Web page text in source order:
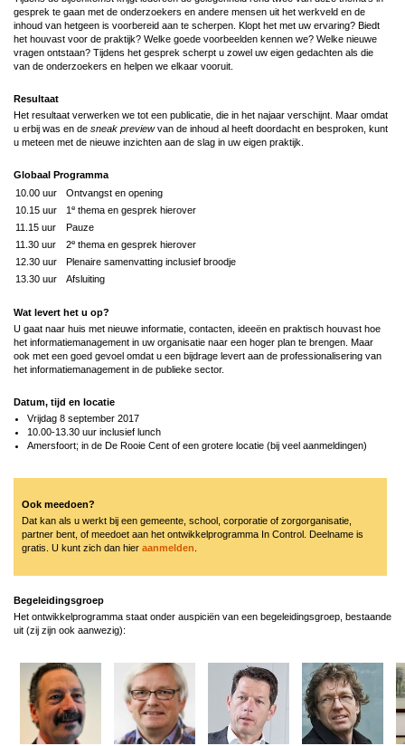
gesprek te gaan met de onderzoekers en andere mensen uit het werkveld en de
inhoud van hetgeen is voorbereid aan te scherpen. Klopt het met uw ervaring? Biedt
het houvast voor de praktijk? Welke goede voorbeelden kennen we? Welke nieuwe
vragen ontstaan? Tijdens het gesprek scherpt u zowel uw eigen gedachten als die
van de onderzoekers en helpen we elkaar vooruit.
Resultaat
Het resultaat verwerken we tot een publicatie, die in het najaar verschijnt. Maar omdat
u erbij was en de sneak previewvan de inhoud al heeft doordacht en besproken, kunt
u meteen met de nieuwe inzichten aan de slag in uw eigen praktijk.
Globaal Programma
10.00 uur
Ontvangst en opening
10.15 uur
1 e thema en gesprek hierover
11.15 uur
Pauze
11.30 uur
2e thema en gesprek hierover
12.30 uur
Plenaire samenvatting inclusief broodje
13.30 uur
Afsluiting
Wat levert het u op?
U gaat naar huis met nieuwe informatie, contacten, ideeën en praktisch houvast hoe
het informatiemanagement in uw organisatie naar een hoger plan te brengen. Maar
ook met een goed gevoel omdat u een bijdrage levert aan de professionalisering van
het informatiemanagement in de publieke sector.
Datum, tijd en locatie
Vrijdag 8 september 2017
10.00-13.30 uur inclusief lunch
Amersfoort; in de De Rooie Cent of een grotere locatie (bij veel aanmeldingen)
Ook meedoen?
Dat kan als u werkt bij een gemeente, school, corporatie of zorgorganisatie,
partner bent, of meedoet aan het ontwikkelprogramma In Control. Deelname is
gratis. U kunt zich dan hier aanmelden
Begeleidingsgroep
Het ontwikkelprogramma staat onder auspiciën van een begeleidingsgroep, bestaande
uit (zij zijn ook aanwezig):